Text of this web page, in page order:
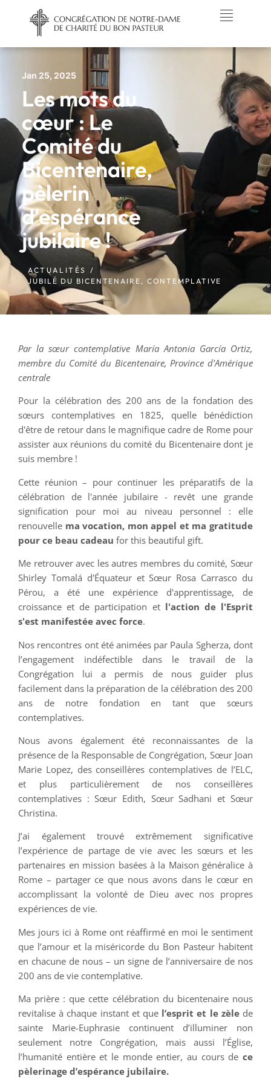
Jan 25, 2025
Les mots du
cœur : Le
Comité du
Bicentenaire,
pèlerin
d'espérance
jubilaire !
ACTUALITÉS /
JUBILÉ DU BICENTENAIRE , CONTEMPLATIVE
Par la sœur contemplative María Antonia García Ortiz,
membre du Comité du Bicentenaire, Province d'Amérique
centrale
Pour la célébration des 200 ans de la fondation des
sœurs contemplatives en 1825, quelle bénédiction
d'être de retour dans le magnifique cadre de Rome pour
assister aux réunions du comité du Bicentenaire dont je
suis membre !
Cette réunion – pour continuer les préparatifs de la
célébration de l'année jubilaire - revêt une grande
signification pour moi au niveau personnel : elle
renouvelle ma vocation, mon appel et ma gratitude
pour ce beau cadeau for this beautiful gift.
Me retrouver avec les autres membres du comité, Sœur
Shirley Tomalá d'Équateur et Sœur Rosa Carrasco du
Pérou, a été une expérience d'apprentissage, de
croissance et de participation et l'action de l'Esprit
s'est manifestée avec force.
Nos rencontres ont été animées par Paula Sgherza, dont
l’engagement indéfectible dans le travail de la
Congrégation lui a permis de nous guider plus
facilement dans la préparation de la célébration des 200
ans de notre fondation en tant que sœurs
contemplatives.
Nous avons également été reconnaissantes de la
présence de la Responsable de Congrégation, Sœur Joan
Marie Lopez, des conseillères contemplatives de l’ELC,
et plus particulièrement de nos conseillères
contemplatives : Sœur Edith, Sœur Sadhani et Sœur
Christina.
J’ai également trouvé extrêmement significative
l’expérience de partage de vie avec les sœurs et les
partenaires en mission basées à la Maison généralice à
Rome – partager ce que nous avons dans le cœur en
accomplissant la volonté de Dieu avec nos propres
expériences de vie.
Mes jours ici à Rome ont réaffirmé en moi le sentiment
que l’amour et la miséricorde du Bon Pasteur habitent
en chacune de nous – un signe de l’anniversaire de nos
200 ans de vie contemplative.
Ma prière : que cette célébration du bicentenaire nous
revitalise à chaque instant et que l’esprit et le zèlede
sainte Marie-Euphrasie continuent d’illuminer non
seulement notre Congrégation, mais aussi l’Église,
l’humanité entière et le monde entier, au cours de ce
pèlerinage d’espérance jubilaire.